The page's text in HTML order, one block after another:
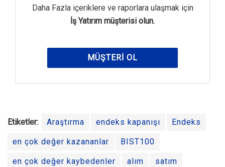
Daha Fazla içeriklere ve raporlara ulaşmak için
İş Yatırım müşterisi olun.
MÜŞTERI OL
Etiketler: Araştırma endeks kapanışı Endeks
en çok değer kazananlar BIST100
en çok değer kaybedenler alım satım